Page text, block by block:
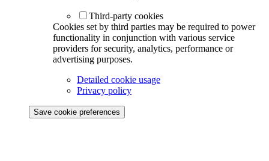
Third-party cookies
Cookies set by third parties may be required to power
functionality in conjunction with various service
providers for security, analytics, performance or
advertising purposes.
Detailed cookie usage
Privacy policy
Save cookie preferences